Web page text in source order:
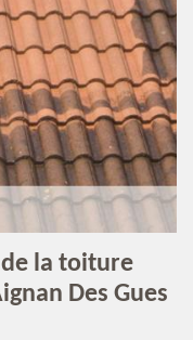
la toiture
Des Gues